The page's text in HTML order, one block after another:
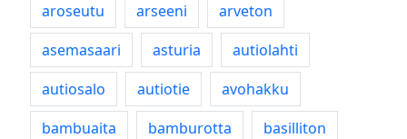
aroseutu
arseeni
arveton
asemasaari
asturia
autiolahti
autiosalo
autiotie
avohakku
bambuaita
bamburotta
basilliton